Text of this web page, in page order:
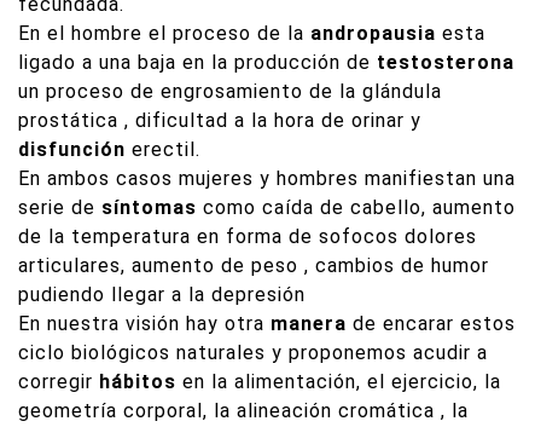
fecundada.
En el hombre el proceso de la andropausia esta
ligado a una baja en la producción de testosterona
un proceso de engrosamiento de la glándula
prostática , dificultad a la hora de orinar y
disfunción erectil.
En ambos casos mujeres y hombres manifiestan una
serie de síntomas como caída de cabello, aumento
de la temperatura en forma de sofocos dolores
articulares, aumento de peso , cambios de humor
pudiendo llegar a la depresión
En nuestra visión hay otra manera de encarar estos
ciclo biológicos naturales y proponemos acudir a
corregir hábitos en la alimentación, el ejercicio, la
geometría corporal, la alineación cromática , la